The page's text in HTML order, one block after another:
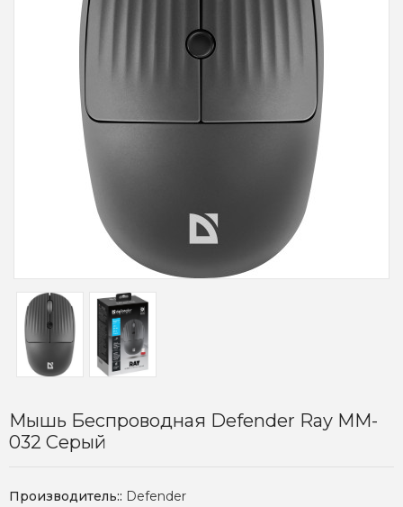
Мышь Беспроводная Defender Ray MM-
032 Серый
Производитель:: Defender